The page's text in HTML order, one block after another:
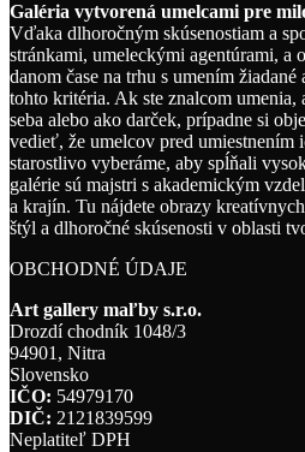
Galéria vytvorená umelcami pre
Vďaka dlhoročným skúsenostiam a
stránkami, umeleckými agentúrami, a
danom čase na trhu s umením
tohto kritéria. Ak ste znalcom umenia,
seba alebo ako darček, prípadne si
vedieť, že umelcov pred umiestnením
starostlivo vyberáme, aby spĺňali
galérie sú majstri s akademickým
a krajín. Tu nájdete obrazy
štýl a dlhoročné skúsenosti v oblasti
OBCHODNÉ ÚDAJE
Art gallery maľby s.r.o.
Drozdí chodník 1048/3
94901, Nitra
Slovensko
IČO: 54979170
DIČ: 2121839599
Neplatiteľ DPH